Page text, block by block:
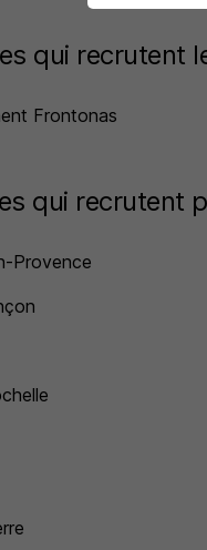
qui recrutent
Frontonas
qui recrutent
Provence